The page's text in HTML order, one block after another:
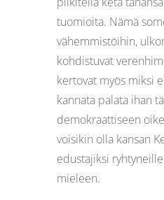
tuomioita. Nämä
vähemmistöihin,
kohdistuvat
kertovat myös miksi
kannata palata ihan
demokraattiseen
voisikin olla kansan
edustajiksi
mieleen.